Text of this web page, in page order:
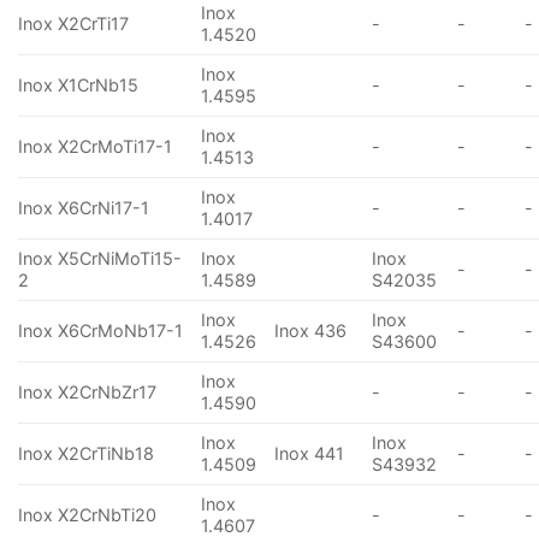
Inox X2CrTi17
Inox
1.4520
- - -
Inox X1CrNb15
Inox
1.4595
- - -
Inox X2CrMoTi17-1
Inox
1.4513
- - -
Inox X6CrNi17-1
Inox
1.4017
- - -
Inox X5CrNiMoTi15-
2
Inox
1.4589
Inox
S42035
- -
Inox X6CrMoNb17-1
Inox
1.4526
Inox 436
Inox
S43600
- -
Inox X2CrNbZr17
Inox
1.4590
- - -
Inox X2CrTiNb18
Inox
1.4509
Inox 441
Inox
S43932
- -
Inox X2CrNbTi20
Inox
1.4607
- - -